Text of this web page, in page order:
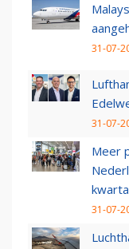
31-07-
31-07-
Meer
31-07-